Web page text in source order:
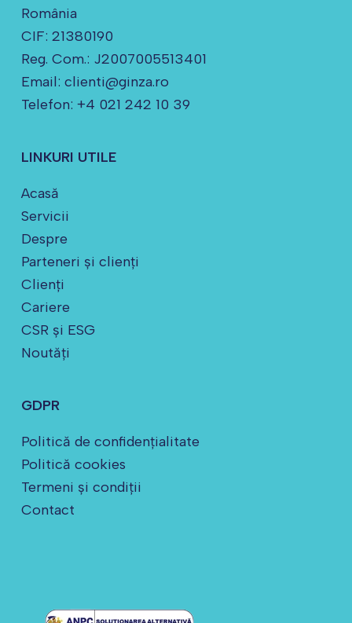
România
CIF: 21380190
Reg. Com.: J2007005513401
Email: clienti@ginza.ro
Telefon: +4 021 242 10 39
LINKURI UTILE
Acasă
Servicii
Despre
Parteneri și clienți
Clienți
Cariere
CSR și ESG
Noutăți
GDPR
Politică de confidențialitate
Politică cookies
Termeni și condiții
Contact